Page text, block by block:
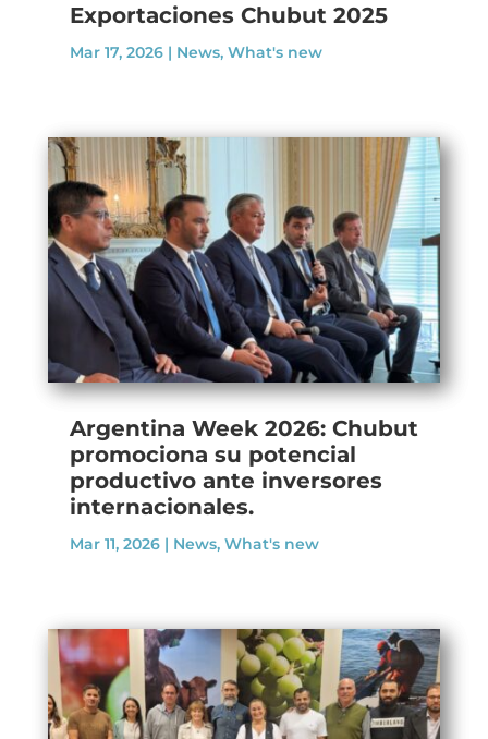
Exportaciones Chubut 2025
Mar 17, 2026| News, What's new
Argentina Week 2026: Chubut
promociona su potencial
productivo ante inversores
internacionales.
Mar 11, 2026| News, What's new